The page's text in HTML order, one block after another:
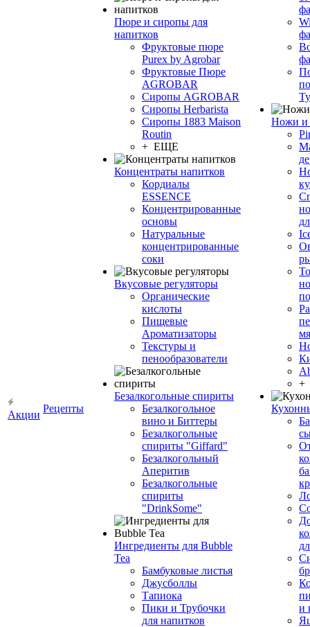
Акции
Рецепты
Пюре и сиропы для
напитков
Фруктовые пюре
Purex by Agrobar
Фруктовые Пюре
AGROBAR
Сиропы AGROBAR
Сиропы Herbarista
Сиропы 1883 Maison
Routin
+ ЕЩЕ
Концентраты напитков
Кордиалы
ESSENCE
Концентрированные
основы
Натуральные
концентрированные
соки
Вкусовые регуляторы
Органические
кислоты
Пищевые
Ароматизаторы
Текстуры и
пенообразователи
Безалкогольные спириты
Безалкогольное
вино и Биттеры
Безалкогольные
спириты "Giffard"
Безалкогольный
Аперитив
Безалкогольные
спириты
"DrinkSome"
Ингредиенты для Bubble
Tea
Бамбуковые листья
Джусболлы
Тапиока
Пики и Трубочки
для напитков
Ножи и
+
и